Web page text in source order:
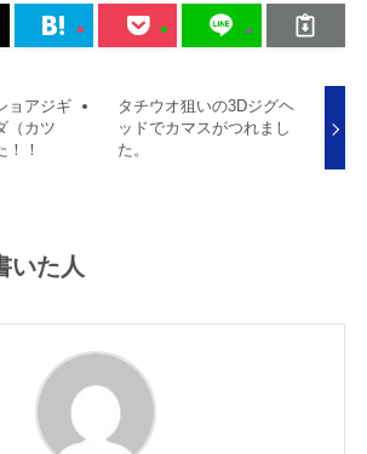
ョアジギ
（カツ
！！
タチウオ狙いの3Dジグヘ
ッドでカマスがつれまし
た。
いた人